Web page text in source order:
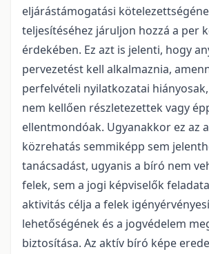
eljárástámogatási
teljesítéséhez járuljon hozzá a per
érdekében. Ez azt is jelenti, hogy
pervezetést kell alkalmaznia,
perfelvételi nyilatkozatai
nem kellően részletezettek vagy
ellentmondóak. Ugyanakkor ez az
közrehatás semmiképp sem
tanácsadást, ugyanis a bíró nem
felek, sem a jogi képviselők
aktivitás célja a felek
lehetőségének és a jogvédelem
biztosítása. Az aktív bíró képe